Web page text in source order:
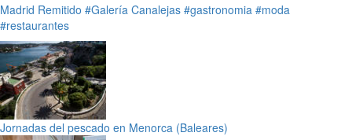
Madrid Remitido #Galería Canalejas #gastronomia #moda
#restaurantes
Jornadas del pescado en Menorca (Baleares)